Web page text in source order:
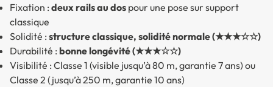
Fixation : deux rails au dos pour une pose sur support
classique
Solidité : structure classique, solidité normale (★★★☆☆)
Durabilité : bonne longévité (★★★☆☆)
Visibilité : Classe 1 (visible jusqu’à 80 m, garantie 7 ans) ou
Classe 2 (jusqu’à 250 m, garantie 10 ans)